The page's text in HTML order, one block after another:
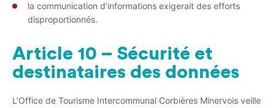
la communication d’informations exigerait des efforts
disproportionnés.
Article 10 – Sécurité et
destinataires des données
L’Office de Tourisme Intercommunal Corbières Minervois veille